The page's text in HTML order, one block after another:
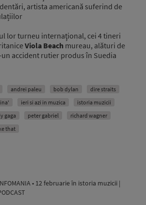
artista americană suferind de
lor turneu internaţional, cei 4 tineri
Viola Beach mureau, alături de
accident rutier produs în Suedia
andrei paleu bob dylan
dire straits
ieri si azi in muzica
istoria muzicii
gaga peter gabriel
richard wagner
that
• 12 februarie în istoria muzicii |